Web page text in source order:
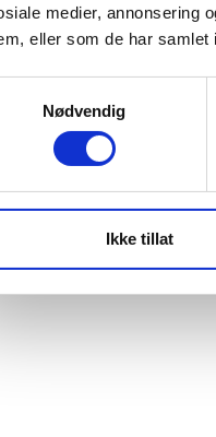
medier, annonsering
eller som de har samlet
Nødvendig
Ikke tillat
MARINEUTSTYR